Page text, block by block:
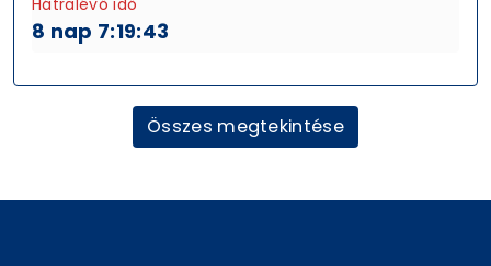
Hátralévő idő
8 nap 7:19:43
Összes megtekintése